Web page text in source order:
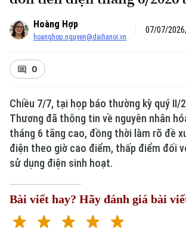
Hoàng Hợp
hoanghop.nguyen@daihanoi.vn
07/07/
0
Chiều 7/7, tại họp báo thường kỳ quý II/
Thương đã thông tin về nguyên nhân
tháng 6 tăng cao, đồng thời làm rõ đề
điện theo giờ cao điểm, thấp điểm đối
sử dụng điện sinh hoạt.
Bài viết hay? Hãy đánh giá bài